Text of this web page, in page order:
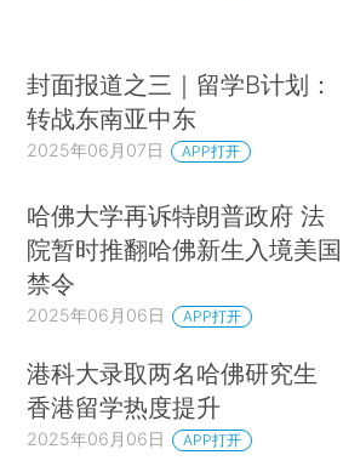
封面报道之三｜留学B计划：
转战东南亚中东
2025年06月07日 APP打开
哈佛大学再诉特朗普政府 法
院暂时推翻哈佛新生入境美国
禁令
2025年06月06日 APP打开
港科大录取两名哈佛研究生
香港留学热度提升
2025年06月06日 APP打开